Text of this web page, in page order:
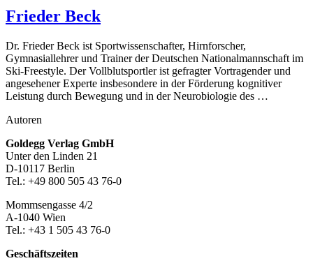
Frieder Beck
Dr. Frieder Beck ist Sportwissenschafter, Hirnforscher,
Gymnasiallehrer und Trainer der Deutschen Nationalmannschaft im
Ski-Freestyle. Der Vollblutsportler ist gefragter Vortragender und
angesehener Experte insbesondere in der Förderung kognitiver
Leistung durch Bewegung und in der Neurobiologie des …
Autoren
Footer-
Section
Goldegg Verlag GmbH
Unter den Linden 21
D-10117 Berlin
Tel.: +49 800 505 43 76-0
Mommsengasse 4/2
A-1040 Wien
Tel.: +43 1 505 43 76-0
Geschäftszeiten